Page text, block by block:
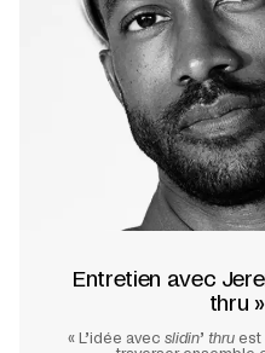
Entretien avec
thru
« L’idée avec slidin’ thru est